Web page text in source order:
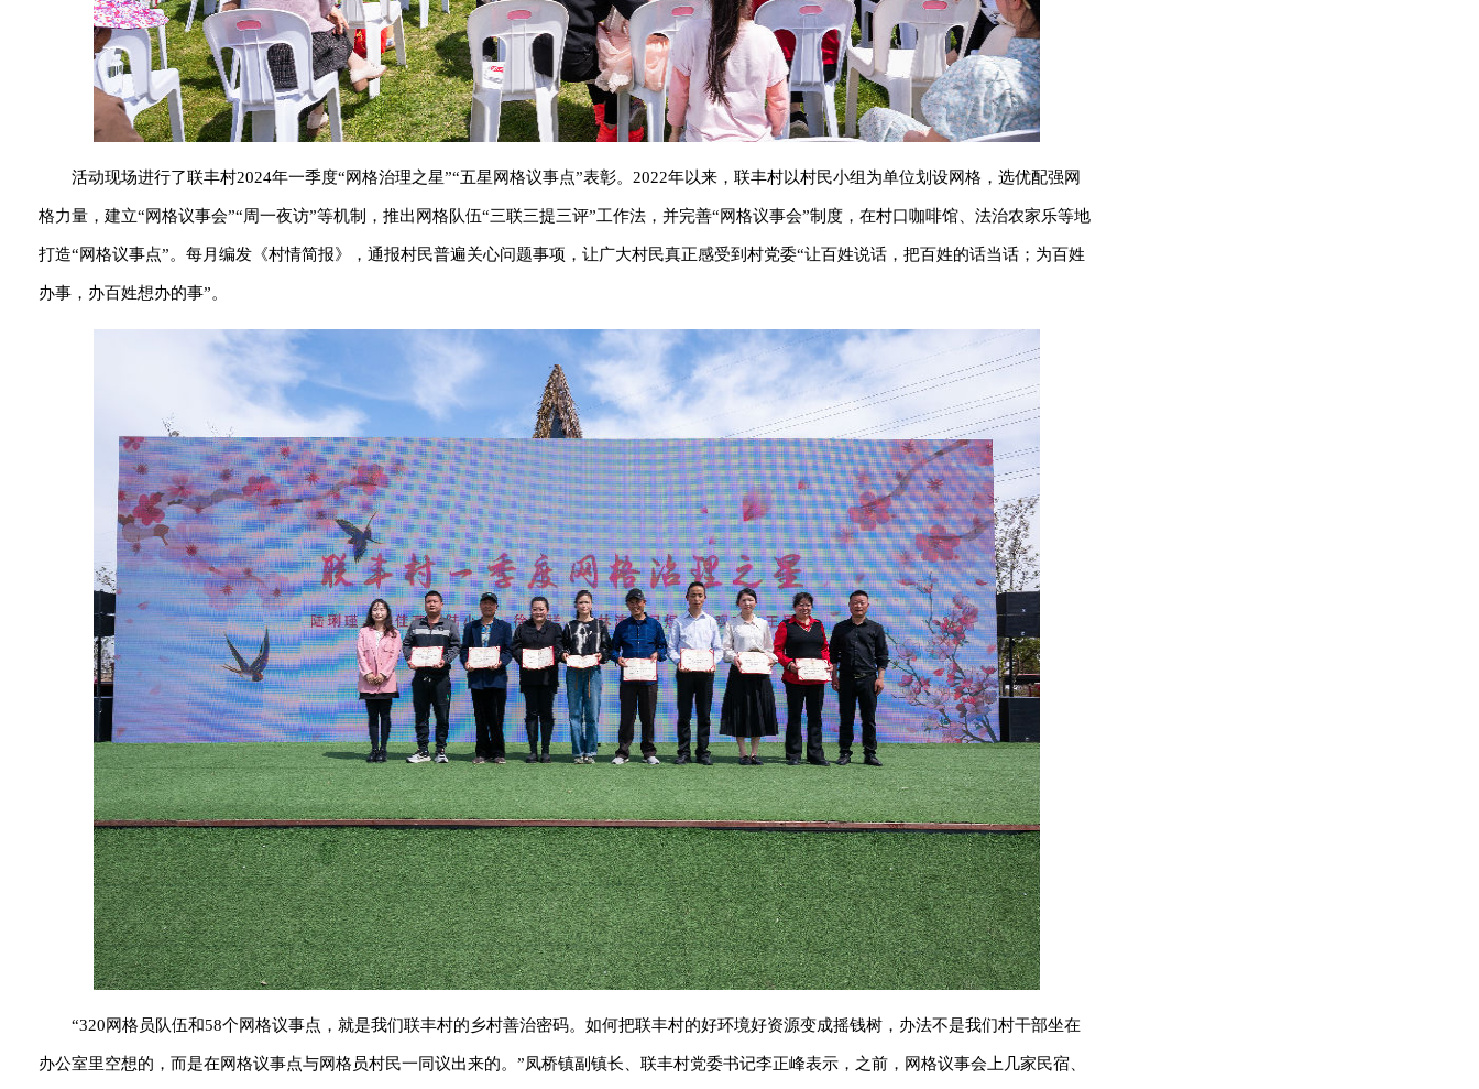
活动现场进行了联丰村2024年一季度“网格治理之星”“五星网格议事点”表彰。2022年以来，联丰村以村民小组为单位划设网格，选优配强网
格力量，建立“网格议事会”“周一夜访”等机制，推出网格队伍“三联三提三评”工作法，并完善“网格议事会”制度，在村口咖啡馆、法治农家乐等地
打造“网格议事点”。每月编发《村情简报》，通报村民普遍关心问题事项，让广大村民真正感受到村党委“让百姓说话，把百姓的话当话；为百姓
办事，办百姓想办的事”。
“320网格员队伍和58个网格议事点，就是我们联丰村的乡村善治密码。如何把联丰村的好环境好资源变成摇钱树，办法不是我们村干部坐在
办公室里空想的，而是在网格议事点与网格员村民一同议出来的。”凤桥镇副镇长、联丰村党委书记李正峰表示，之前，网格议事会上几家民宿、